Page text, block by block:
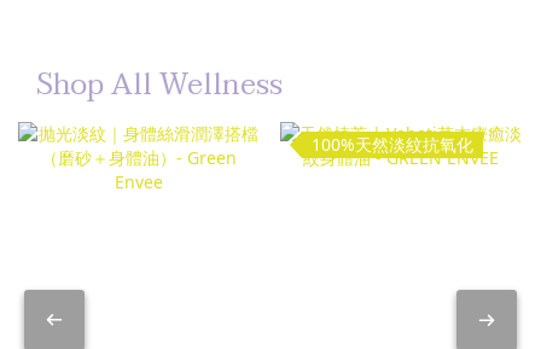
Shop All Wellness
100%天然淡紋抗氧化